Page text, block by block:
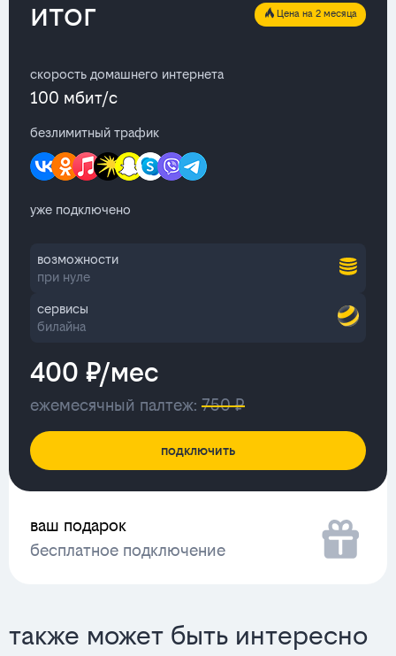
итог Цена на 2 месяца
скорость домашнего интернета
100 мбит/с
безлимитный трафик
уже подключено
возможности
при нуле
сервисы
билайна
400 ₽/мес
ежемесячный палтеж: 750 ₽
подключить
ваш подарок
бесплатное подключение
также может быть интересно